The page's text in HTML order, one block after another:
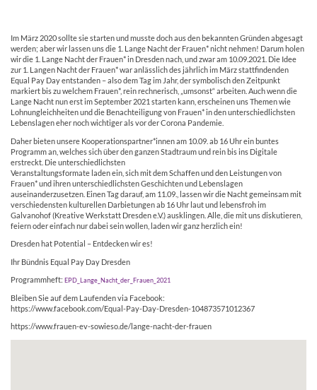
Im März 2020 sollte sie starten und musste doch aus den bekannten Gründen abgesagt
werden; aber wir lassen uns die 1. Lange Nacht der Frauen* nicht nehmen! Darum holen
wir die 1. Lange Nacht der Frauen* in Dresden nach, und zwar am 10.09.2021. Die Idee
zur 1. Langen Nacht der Frauen* war anlässlich des jährlich im März stattfindenden
Equal Pay Day entstanden – also dem Tag im Jahr, der symbolisch den Zeitpunkt
markiert bis zu welchem Frauen*, rein rechnerisch, „umsonst“ arbeiten. Auch wenn die
Lange Nacht nun erst im September 2021 starten kann, erscheinen uns Themen wie
Lohnungleichheiten und die Benachteiligung von Frauen* in den unterschiedlichsten
Lebenslagen eher noch wichtiger als vor der Corona Pandemie.
Daher bieten unsere Kooperationspartner*innen am 10.09. ab 16 Uhr ein buntes
Programm an, welches sich über den ganzen Stadtraum und rein bis ins Digitale
erstreckt. Die unterschiedlichsten
Veranstaltungsformate laden ein, sich mit dem Schaffen und den Leistungen von
Frauen* und ihren unterschiedlichsten Geschichten und Lebenslagen
auseinanderzusetzen. Einen Tag darauf, am 11.09., lassen wir die Nacht gemeinsam mit
verschiedensten kulturellen Darbietungen ab 16 Uhr laut und lebensfroh im
Galvanohof (Kreative Werkstatt Dresden e.V.) ausklingen. Alle, die mit uns diskutieren,
feiern oder einfach nur dabei sein wollen, laden wir ganz herzlich ein!
Dresden hat Potential – Entdecken wir es!
Ihr Bündnis Equal Pay Day Dresden
Programmheft: EPD_Lange_Nacht_der_Frauen_2021
Bleiben Sie auf dem Laufenden via Facebook:
https://www.facebook.com/Equal-Pay-Day-Dresden-104873571012367
https://www.frauen-ev-sowieso.de/lange-nacht-der-frauen